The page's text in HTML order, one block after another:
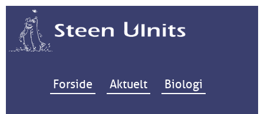
Hop til indhold
Forside Aktuelt Biologi